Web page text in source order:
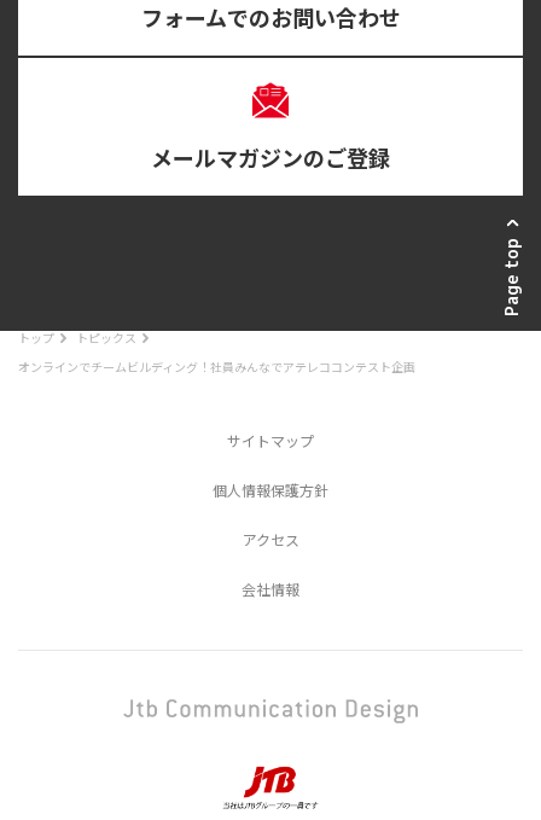
フォームでのお問い合わせ
メールマガジンのご登録
トップ
トピックス
オンラインでチームビルディング！社員みんなでアテレココンテスト企画
Page top
サイトマップ
個人情報保護方針
アクセス
会社情報